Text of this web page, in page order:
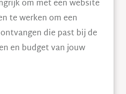
om met een website
te werken om een
die past bij de
en budget van jouw